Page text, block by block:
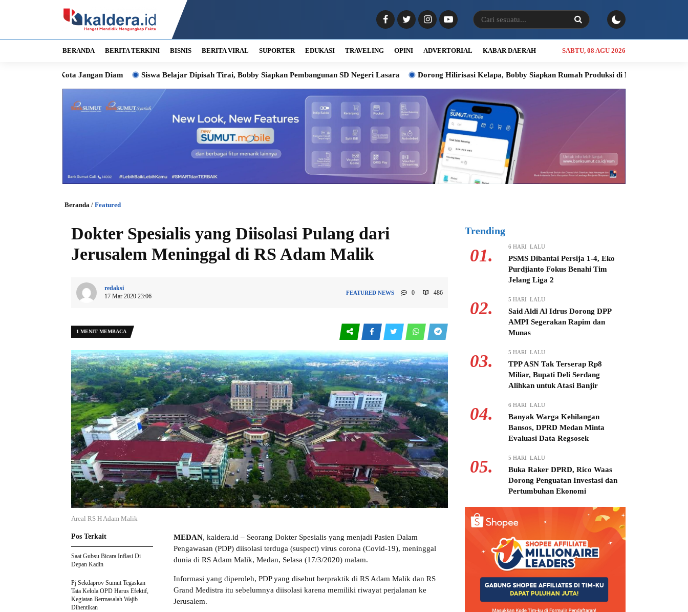
BERANDA BERITA TERKINI BISNIS BERITA VIRAL SUPORTER EDUKASI TRAVELING OPINI ADVERTORIAL KABAR DAERAH SABTU, 08 AGU 2026
Wali Kota Jangan Diam Siswa Belajar Dipisah Tirai, Bobby Siapkan Pembangunan SD Negeri Lasara Dorong Hilirisasi Kelapa, Bobby Siapkan Rumah Produksi di Nias Utara
Beranda / Featured
Dokter Spesialis yang Diisolasi Pulang dari
Jerusalem Meninggal di RS Adam Malik
redaksi
17 Mar 2020 23:06
FEATURED NEWS 0 486
1 MENIT MEMBACA
Areal RS H Adam Malik
MEDAN, kaldera.id – Seorang Dokter Spesialis yang menjadi Pasien Dalam
Pengawasan (PDP) diisolasi terduga (suspect) virus corona (Covid-19), meninggal
dunia di RS Adam Malik, Medan, Selasa (17/3/2020) malam.
Informasi yang diperoleh, PDP yang disebut berpraktik di RS Adam Malik dan RS
Grand Medistra itu sebelumnya diisolasi karena memiliki riwayat perjalanan ke
Jerusalem.
Pos Terkait
Saat Gubsu Bicara Inflasi Di
Depan Kadin
Pj Sekdaprov Sumut Tegaskan
Tata Kelola OPD Harus Efektif,
Kegiatan Bermasalah Wajib
Dihentikan
Trending
01. 6 HARI LALU
PSMS Dibantai Persija 1-4, Eko
Purdjianto Fokus Benahi Tim
Jelang Liga 2
02. 5 HARI LALU
Said Aldi Al Idrus Dorong DPP
AMPI Segerakan Rapim dan
Munas
03. 5 HARI LALU
TPP ASN Tak Terserap Rp8
Miliar, Bupati Deli Serdang
Alihkan untuk Atasi Banjir
04. 6 HARI LALU
Banyak Warga Kehilangan
Bansos, DPRD Medan Minta
Evaluasi Data Regsosek
05. 5 HARI LALU
Buka Raker DPRD, Rico Waas
Dorong Penguatan Investasi dan
Pertumbuhan Ekonomi